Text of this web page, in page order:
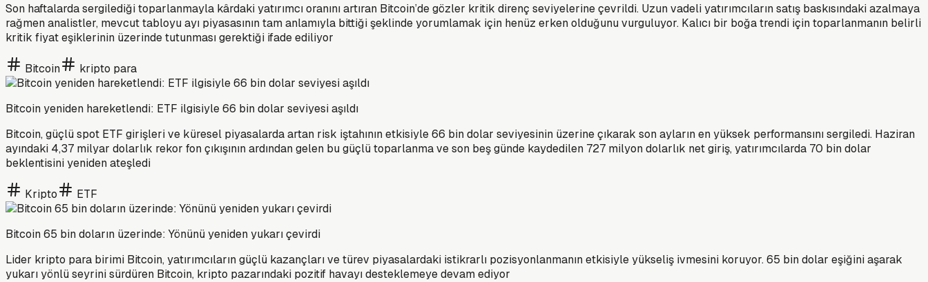
Son haftalarda sergilediği toparlanmayla kârdaki yatırımcı oranını artıran Bitcoin’de gözler kritik direnç seviyelerine çevrildi. Uzun vadeli yatırımcıların satış baskısındaki azalmaya
rağmen analistler, mevcut tabloyu ayı piyasasının tam anlamıyla bittiği şeklinde yorumlamak için henüz erken olduğunu vurguluyor. Kalıcı bir boğa trendi için toparlanmanın belirli
kritik fiyat eşiklerinin üzerinde tutunması gerektiği ifade ediliyor
Bitcoin kripto para
Bitcoin yeniden hareketlendi: ETF ilgisiyle 66 bin dolar seviyesi aşıldı
Bitcoin, güçlü spot ETF girişleri ve küresel piyasalarda artan risk iştahının etkisiyle 66 bin dolar seviyesinin üzerine çıkarak son ayların en yüksek performansını sergiledi. Haziran
ayındaki 4,37 milyar dolarlık rekor fon çıkışının ardından gelen bu güçlü toparlanma ve son beş günde kaydedilen 727 milyon dolarlık net giriş, yatırımcılarda 70 bin dolar
beklentisini yeniden ateşledi
Kripto ETF
Bitcoin 65 bin doların üzerinde: Yönünü yeniden yukarı çevirdi
Lider kripto para birimi Bitcoin, yatırımcıların güçlü kazançları ve türev piyasalardaki istikrarlı pozisyonlanmanın etkisiyle yükseliş ivmesini koruyor. 65 bin dolar eşiğini aşarak
yukarı yönlü seyrini sürdüren Bitcoin, kripto pazarındaki pozitif havayı desteklemeye devam ediyor